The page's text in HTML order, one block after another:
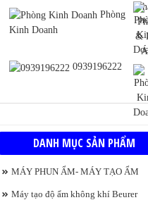
Phòng
Kinh Doanh
0939196222
DANH MỤC SẢN PHẨM
MÁY PHUN ẨM- MÁY TẠO ẨM
Máy tạo độ ẩm không khí Beurer